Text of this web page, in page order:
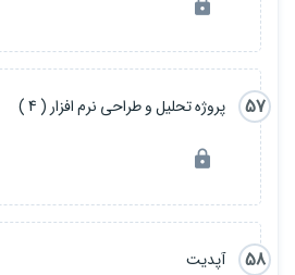
57 پروژه تحلیل و طراحی نرم افزار ( 4 )
58 آپدیت